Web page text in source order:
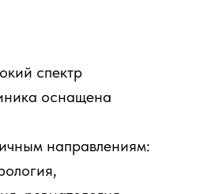
спектр
оснащена
направлениям: